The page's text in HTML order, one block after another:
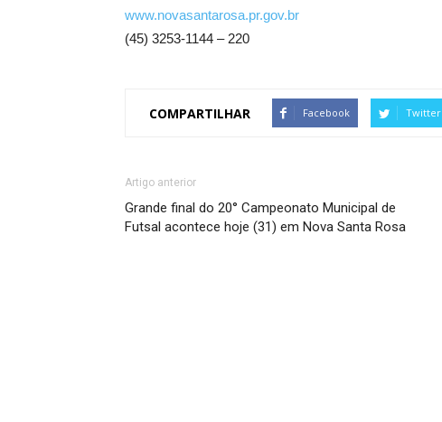
www.novasantarosa.pr.gov.br
(45) 3253-1144 – 220
COMPARTILHAR Facebook Twitter
Artigo anterior
Grande final do 20° Campeonato Municipal de
Futsal acontece hoje (31) em Nova Santa Rosa